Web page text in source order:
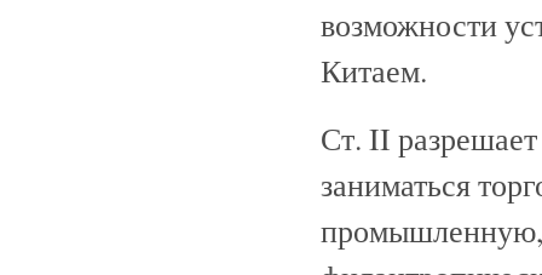
возможности
Китаем.
Ст. II
заниматься
промышленную,